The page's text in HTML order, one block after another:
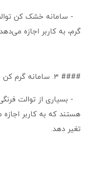
- سامانه خشک کن توالت
گرم، به کاربر اجازه
#### ۳. سامانه گرم کن
- بسیاری از توالت
هستند که به کاربر
تغیر دهد.